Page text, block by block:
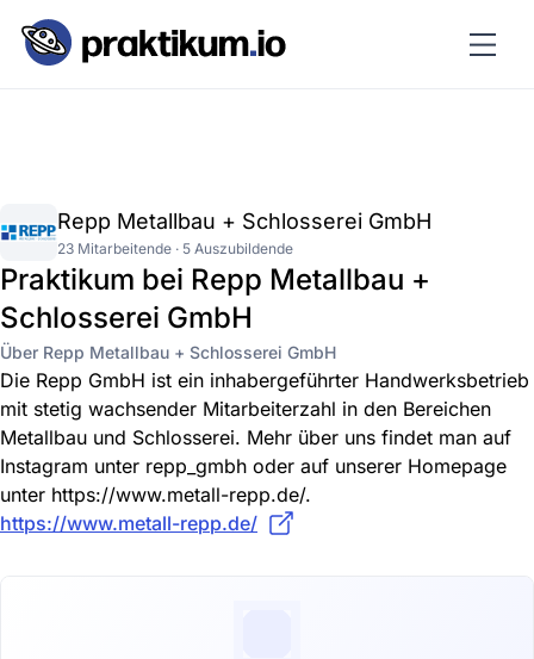
Repp Metallbau + Schlosserei GmbH
23 Mitarbeitende · 5 Auszubildende
Praktikum bei Repp Metallbau +
Schlosserei GmbH
Über Repp Metallbau + Schlosserei GmbH
Die Repp GmbH ist ein inhabergeführter Handwerksbetrieb
mit stetig wachsender Mitarbeiterzahl in den Bereichen
Metallbau und Schlosserei. Mehr über uns findet man auf
Instagram unter repp_gmbh oder auf unserer Homepage
unter https://www.metall-repp.de/.
https://www.metall-repp.de/